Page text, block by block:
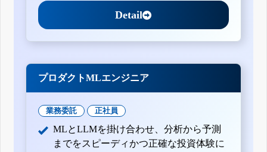
Detail
プロダクトMLエンジニア
業務委託 正社員
MLとLLMを掛け合わせ、分析から予測
までをスピーディかつ正確な投資体験に